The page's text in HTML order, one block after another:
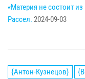
«Материя не состоит
Рассел. 2024-09-03
{Антон-Кузнецов}